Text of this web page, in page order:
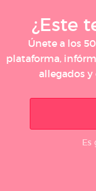
¿Este
Únete a los
plataforma,
allegados
Es